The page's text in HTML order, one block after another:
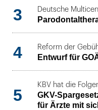
3 Deutsche
4 Reform der
Entwurf für
5
KBV hat die
GKV-
für Ärzte mit